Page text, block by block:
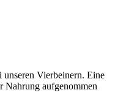
unseren Vierbeinern. Eine
Nahrung aufgenommen